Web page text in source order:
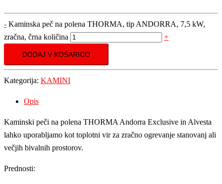
- Kaminska peč na polena THORMA, tip ANDORRA, 7,5 kW,
zračna, črna količina
+
DODAJ V KOŠARICO
Kategorija: KAMINI
Opis
Kaminski peči na polena THORMA Andorra Exclusive in Alvesta
lahko uporabljamo kot toplotni vir za zračno ogrevanje stanovanj ali
večjih bivalnih prostorov.
Prednosti: